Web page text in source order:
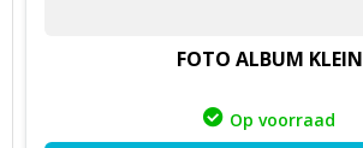
FOTO ALBUM KLEIN
Op voorraad